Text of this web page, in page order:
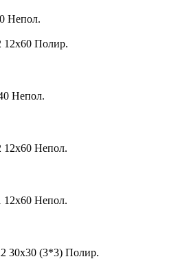
Непол.
12x60 Полир.
Непол.
12x60 Непол.
12x60 Непол.
30x30 (3*3) Полир.